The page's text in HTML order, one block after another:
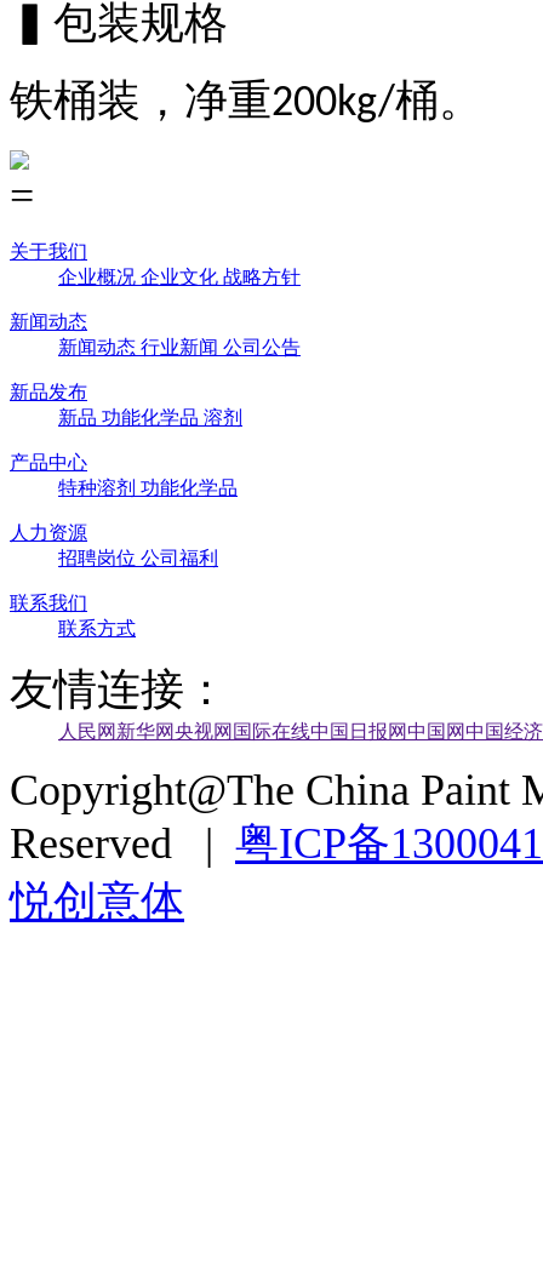
▍包装规格
铁桶装，净重200kg/桶。
关于我们
企业概况 企业文化 战略方针
新闻动态
新闻动态 行业新闻 公司公告
新品发布
新品 功能化学品 溶剂
产品中心
特种溶剂 功能化学品
人力资源
招聘岗位 公司福利
联系我们
联系方式
友情连接：
人民网 新华网央视网 国际在线中国日报网中国网中国经
Copyright@The China Paint
Reserved | 粤ICP备
悦创意体